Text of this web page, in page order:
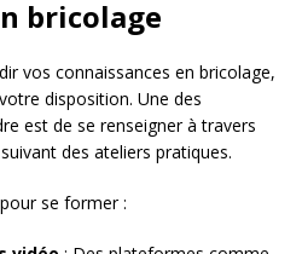
bricolage
vos connaissances en bricolage,
disposition. Une des
est de se renseigner à travers
des ateliers pratiques.
se former :